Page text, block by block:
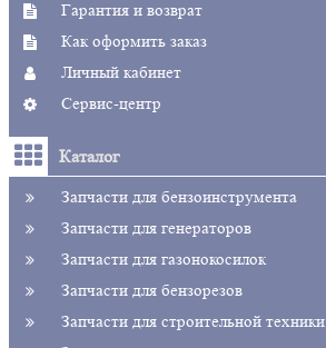
Гарантия и возврат
Как оформить заказ
Личный кабинет
Сервис-центр
Каталог
Запчасти для бензоинструмента
Запчасти для генераторов
Запчасти для газонокосилок
Запчасти для бензорезов
Запчасти для строительной техники